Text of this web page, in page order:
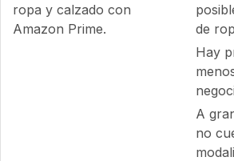
ropa y calzado con
Amazon Prime.
de
Hay
A
no